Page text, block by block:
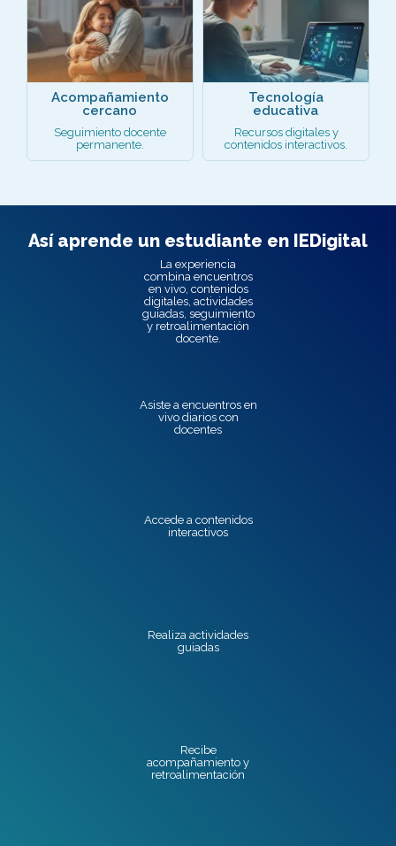
Acompañamiento
cercano
Seguimiento docente
permanente.
Tecnología
educativa
Recursos digitales y
contenidos interactivos.
Así aprende un estudiante en IEDigital
La experiencia
combina encuentros
en vivo, contenidos
digitales, actividades
guiadas, seguimiento
y retroalimentación
docente.
Asiste a encuentros en
vivo diarios con
docentes
Accede a contenidos
interactivos
Realiza actividades
guiadas
Recibe
acompañamiento y
retroalimentación